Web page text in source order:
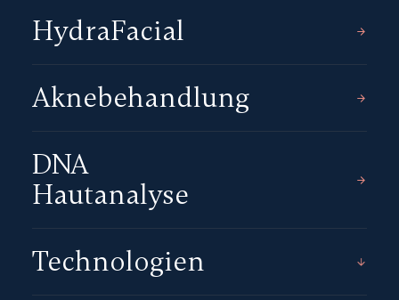
HydraFacial
Aknebehandlung
DNA
Hautanalyse
Technologien